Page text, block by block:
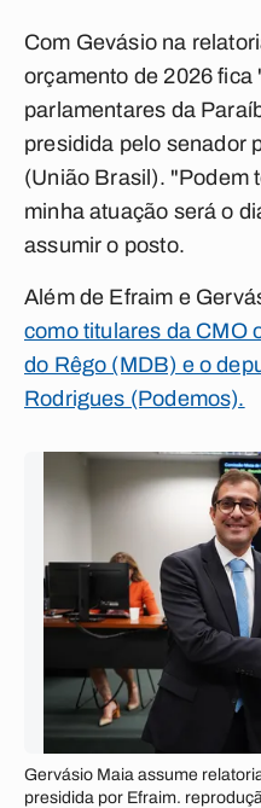
Com Gevásio na
orçamento de 2026 fica
parlamentares da
presidida pelo senador
(União Brasil). "Podem
minha atuação será o
assumir o posto.
Além de Efraim e
como titulares da CMO
do Rêgo (MDB) e o
Rodrigues (Podemos).
Gervásio Maia assume
presidida por Efraim.